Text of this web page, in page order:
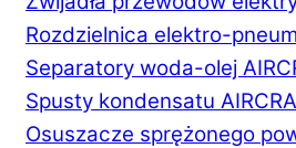
Rozdzielnica elektro-
Separatory woda-olej
Spusty kondensatu
Osuszacze sprężonego